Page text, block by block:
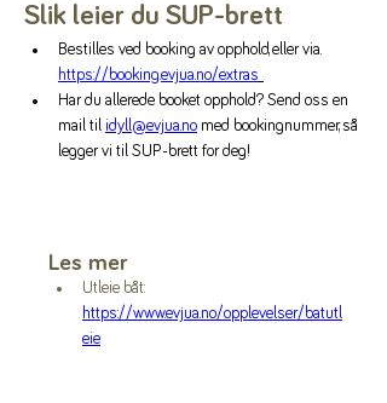
Slik leier du SUP-brett
Bestilles ved booking av opphold, eller via.
https://booking.evjua.no/extras
Har du allerede booket opphold? Send oss en
mail til idyll@evjua.no med bookingnummer, så
legger vi til SUP-brett for deg!
Les mer
Utleie båt:
https://www.evjua.no/opplevelser/batutl
eie